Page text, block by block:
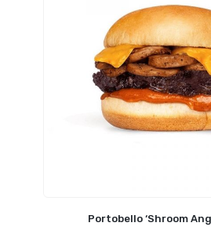
Portobello ‘Shroom